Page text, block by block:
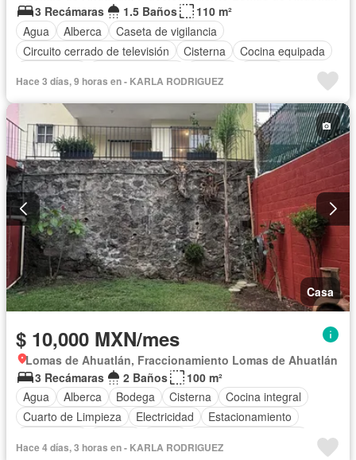
3 Recámaras
1.5 Baños
110 m²
Agua
Alberca
Caseta de vigilancia
Circuito cerrado de televisión
Cisterna
Cocina equipada
Recámara con closet
Seguridad
Televisión por cable
Vista panorámica
Zonas verdes
Hace 3 días, 9 horas en - KARLA RODRIGUEZ
Casa
$ 10,000 MXN/mes
Lomas de Ahuatlán, Fraccionamiento Lomas de Ahuatlán
3 Recámaras
2 Baños
100 m²
Agua
Alberca Bodega Cisterna
Cocina integral
Cuarto de Limpieza
Electricidad
Estacionamiento
Televisión por cable
Terraza Vista panorámica
Hace 4 días, 3 horas en - KARLA RODRIGUEZ